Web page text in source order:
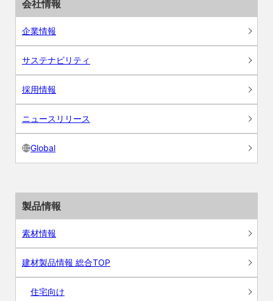
会社情報
企業情報
サステナビリティ
採用情報
ニュースリリース
Global
製品情報
素材情報
建材製品情報 総合TOP
住宅向け